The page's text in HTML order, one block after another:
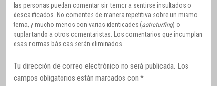
las personas puedan comentar sin temor a sentirse insultados o
descalificados. No comentes de manera repetitiva sobre un mismo
tema, y mucho menos con varias identidades (astroturfing) o
suplantando a otros comentaristas. Los comentarios que incumplan
esas normas básicas serán eliminados.
Tu dirección de correo electrónico no será publicada. Los
campos obligatorios están marcados con *